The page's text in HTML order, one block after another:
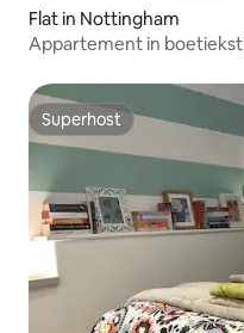
Flat in Nottingham
Appartement in
Superhost
Superhost